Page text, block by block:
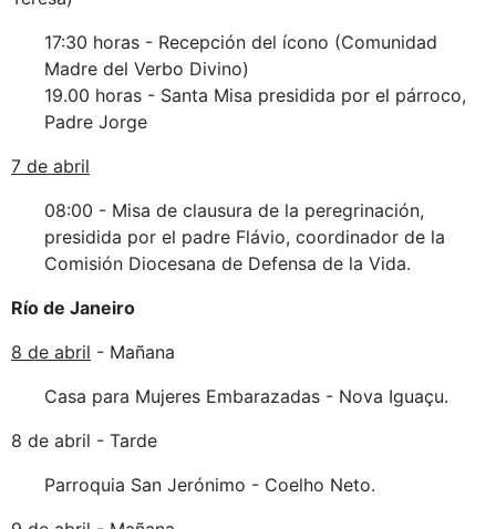
17:30 horas - Recepción del ícono (Comunidad
Madre del Verbo Divino)
19.00 horas - Santa Misa presidida por el párroco,
Padre Jorge
7 de abril
08:00 - Misa de clausura de la peregrinación,
presidida por el padre Flávio, coordinador de la
Comisión Diocesana de Defensa de la Vida.
Río de Janeiro
8 de abril - Mañana
Casa para Mujeres Embarazadas - Nova Iguaçu.
8 de abril - Tarde
Parroquia San Jerónimo - Coelho Neto.